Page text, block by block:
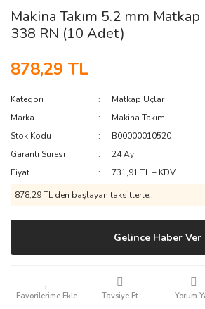
Makina Takım 5.2 mm Matkap
338 RN (10 Adet)
878,29 TL
Kategori
Matkap Uçlar
Marka
Makina Takım
Stok Kodu
B00000010520
Garanti Süresi
24 Ay
Fiyat
731,91 TL + KDV
878,29 TL den başlayan taksitlerle!!
Gelince Haber Ver
Tavsiye Et Yorum